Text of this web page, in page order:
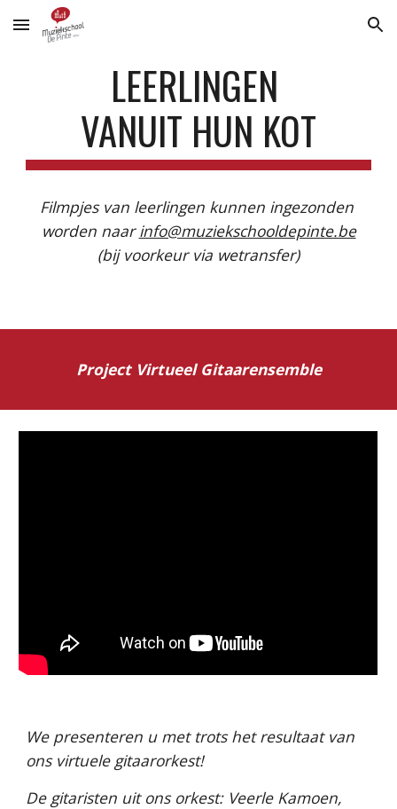
Skip to main content Skip to navigation
LEERLINGEN
VANUIT HUN KOT
Filmpjes van leerlingen kunnen ingezonden
worden naar info@muziekschooldepinte.be
(bij voorkeur via wetransfer)
Project Virtueel Gitaarensemble
We presenteren u met trots het resultaat van
ons virtuele gitaarorkest!
De gitaristen uit ons orkest: Veerle Kamoen,